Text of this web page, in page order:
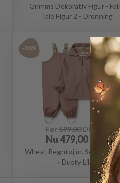
Grimms Dekorativ Figur -
Tale Figur 2 - Dronning
-20%
Før599,00DKK
Nu479,00 DKK
Wheat Regntøj m. Seler -
- Dusty Lilac